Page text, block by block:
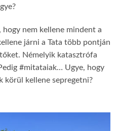
hogy nem kellene mindent a
járni a Tata több pontján
Némelyik katasztrófa
#mitataiak… Ugye, hogy
körül kellene sepregetni?